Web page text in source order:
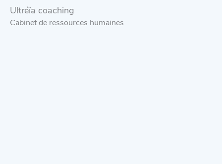
Ultréïa coaching
Cabinet de ressources humaines